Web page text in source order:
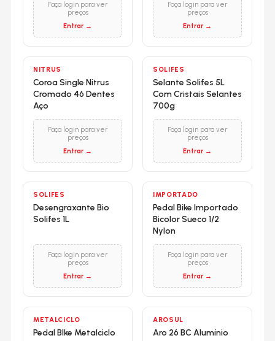
Faça login para ver
preços
Entrar →
Faça login para ver
preços
Entrar →
NITRUS
Coroa Single Nitrus
Cromado 46 Dentes
Aço
Faça login para ver
preços
Entrar →
SOLIFES
Selante Solifes 5L
Com Cristais Selantes
700g
Faça login para ver
preços
Entrar →
SOLIFES
Desengraxante Bio
Solifes 1L
Faça login para ver
preços
Entrar →
IMPORTADO
Pedal Bike Importado
Bicolor Sueco 1/2
Nylon
Faça login para ver
preços
Entrar →
METALCICLO
Pedal BIke Metalciclo
AROSUL
Aro 26 BC Alumínio